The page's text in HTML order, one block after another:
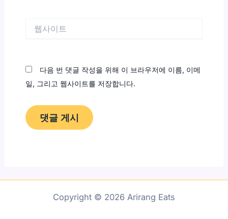
다음 번 댓글 작성을 위해 이 브라우저에 이름, 이메
일, 그리고 웹사이트를 저장합니다.
Copyright © 2026 Arirang Eats